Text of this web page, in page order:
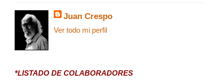
Juan Crespo
Ver todo mi perfil
*LISTADO DE COLABORADORES